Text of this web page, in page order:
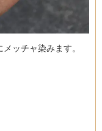
ッチャ染みます。